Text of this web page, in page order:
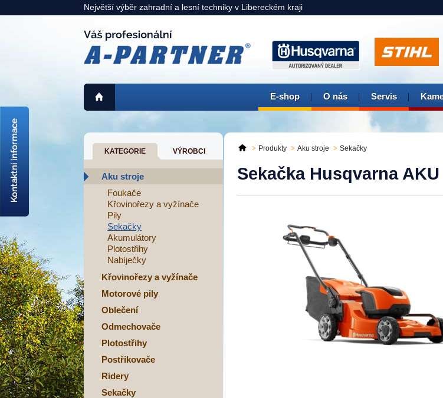
Největší výběr zahradní a lesní techniky v Libereckém kraji
E-shop O nás Servis
725 311 900
liberec@a-partner.cz
KAMENNÁ PRODEJNA:
Liberec
KATEGORIE VÝROBCI
Aku stroje
Foukače
Křovinořezy a vyžínače
Pily
Sekačky
Akumulátory
Plotostřihy
Nabíječky
Křovinořezy a vyžínače
Motorové pily
Oblečení
Odmechovače
Plotostřihy
Postřikovače
Ridery
Sekačky
Produkty Aku stroje Sekačky
Sekačka Husqvarna